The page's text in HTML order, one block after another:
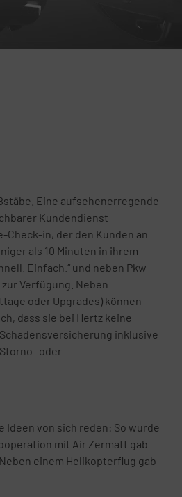
Eine aufsehenerregende
Kundendienst
Check-in, der den Kunden an
als 10 Minuten in ihrem
Einfach.“ und neben Pkw
Verfügung. Neben
oder Upgrades) können
dass sie bei Hertz keine
inklusive
oder
Ideen von sich reden: So wurde
mit Air Zermatt gab
einem Helikopterflug gab